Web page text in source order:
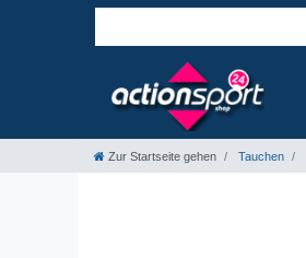
Zur Startseite gehen Tauchen